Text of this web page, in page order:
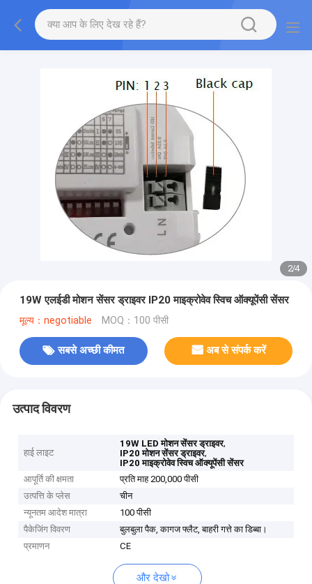
2/4
19W एलईडी मोशन सेंसर ड्राइवर IP20 माइक्रोवेव स्विच ऑक्यूपेंसी सेंसर
मूल्य：negotiable MOQ：100 पीसी
सबसे अच्छी कीमत अब से संपर्क करें
उत्पाद विवरण
हाई लाइट
19W LED मोशन सेंसर ड्राइवर,
IP20 मोशन सेंसर ड्राइवर,
IP20 माइक्रोवेव स्विच ऑक्यूपेंसी सेंसर
आपूर्ति की क्षमता
प्रति माह 200,000 पीसी
उत्पत्ति के प्लेस
चीन
न्यूनतम आदेश मात्रा
100 पीसी
पैकेजिंग विवरण
बुलबुला पैक, कागज फ्लैट, बाहरी गत्ते का डिब्बा।
प्रमाणन
CE
और देखो